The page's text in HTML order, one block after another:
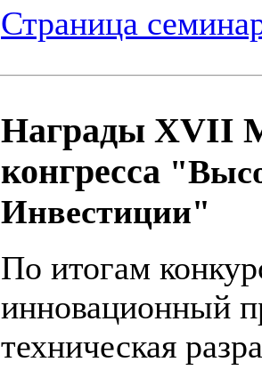
Страница
Награды XVII
конгресса
Инвестиции"
По итогам
инновационный
техническая